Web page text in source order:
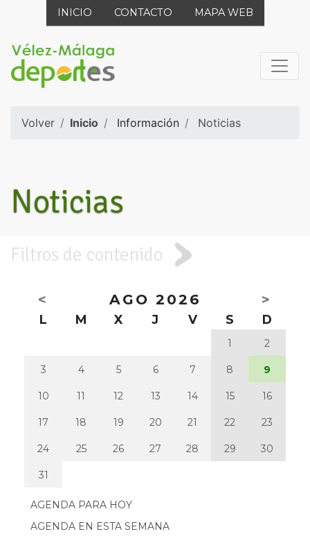
INICIO CONTACTO MAPA WEB
Volver Inicio Información Noticias
Noticias
Filtros de contenido
< AGO 2026 >
L M X J V S D
1 2
3 4 5 6 7 8 9
10 11 12 13 14 15 16
17 18 19 20 21 22 23
24 25 26 27 28 29 30
31
AGENDA PARA HOY
AGENDA EN ESTA SEMANA